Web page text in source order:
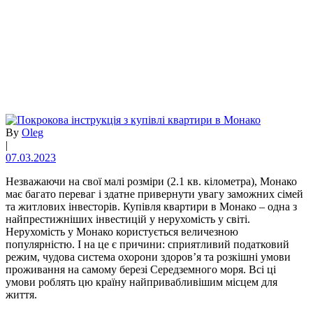
By Oleg
|
07.03.2023
Незважаючи на свої малі розміри (2.1 кв. кілометра), Монако
має багато переваг і здатне привернути увагу заможних сімей
та житлових інвесторів. Купівля квартири в Монако – одна з
найпрестижніших інвестицій у нерухомість у світі.
Нерухомість у Монако користується величезною
популярністю. І на це є причини: сприятливий податковий
режим, чудова система охорони здоров’я та розкішні умови
проживання на самому березі Середземного моря. Всі ці
умови роблять цю країну найпривабливішим місцем для
життя.